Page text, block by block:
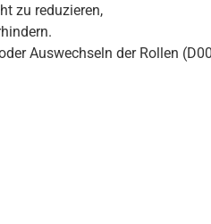
zu reduzieren,
Auswechseln der Rollen